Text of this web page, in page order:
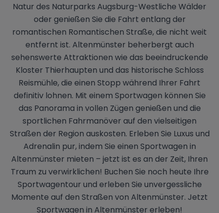
Natur des Naturparks Augsburg-Westliche Wälder
oder genießen Sie die Fahrt entlang der
romantischen Romantischen Straße, die nicht weit
entfernt ist. Altenmünster beherbergt auch
sehenswerte Attraktionen wie das beeindruckende
Kloster Thierhaupten und das historische Schloss
Reismühle, die einen Stopp während Ihrer Fahrt
definitiv lohnen. Mit einem Sportwagen können Sie
das Panorama in vollen Zügen genießen und die
sportlichen Fahrmanöver auf den vielseitigen
Straßen der Region auskosten. Erleben Sie Luxus und
Adrenalin pur, indem Sie einen Sportwagen in
Altenmünster mieten – jetzt ist es an der Zeit, Ihren
Traum zu verwirklichen! Buchen Sie noch heute Ihre
Sportwagentour und erleben Sie unvergessliche
Momente auf den Straßen von Altenmünster. Jetzt
Sportwagen in Altenmünster erleben!